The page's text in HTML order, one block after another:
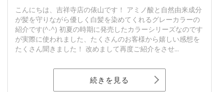
こんにちは、吉祥寺店の俵山です！ アミノ酸と自然由来成分
が髪を守りながら優しく白髪を染めてくれるグレーカラーの
紹介です(^-^) 初夏の時期に発売したカラーシリーズなのです
が実際に使われました、たくさんのお客様から嬉しい感想を
たくさん聞きました！ 改めまして再度ご紹介をさせ...
続きを見る